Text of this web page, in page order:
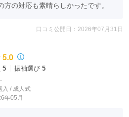
の対応も素晴らしかったです。
口コミ公開日：2026年07月31日
5.0
5 振袖選び 5
入 / 成人式
年05月